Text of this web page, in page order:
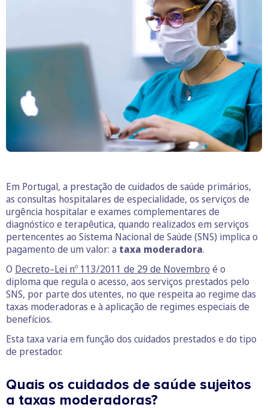
Em Portugal, a prestação de cuidados de saúde primários,
as consultas hospitalares de especialidade, os serviços de
urgência hospitalar e exames complementares de
diagnóstico e terapêutica, quando realizados em serviços
pertencentes ao Sistema Nacional de Saúde (SNS) implica o
pagamento de um valor: a taxa moderadora.
O Decreto–Lei nº 113/2011 de 29 de Novembro é o
diploma que regula o acesso, aos serviços prestados pelo
SNS, por parte dos utentes, no que respeita ao regime das
taxas moderadoras e à aplicação de regimes especiais de
benefícios.
Esta taxa varia em função dos cuidados prestados e do tipo
de prestador.
Quais os cuidados de saúde sujeitos
a taxas moderadoras?